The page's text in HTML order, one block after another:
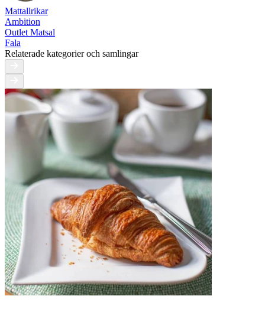
Mattallrikar
Ambition
Outlet Matsal
Fala
Relaterade kategorier och samlingar